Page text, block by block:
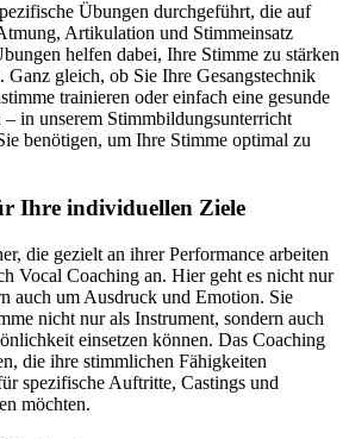
Übungen durchgeführt, die auf
Artikulation und Stimmeinsatz
helfen dabei, Ihre Stimme zu stärken
Ganz gleich, ob Sie Ihre Gesangstechnik
trainieren oder einfach eine gesunde
in unserem Stimmbildungsunterricht
benötigen, um Ihre Stimme optimal zu
Ihre individuellen Ziele
die gezielt an ihrer Performance arbeiten
Vocal Coaching an. Hier geht es nicht nur
auch um Ausdruck und Emotion. Sie
nicht nur als Instrument, sondern auch
einsetzen können. Das Coaching
die ihre stimmlichen Fähigkeiten
spezifische Auftritte, Castings und
möchten.